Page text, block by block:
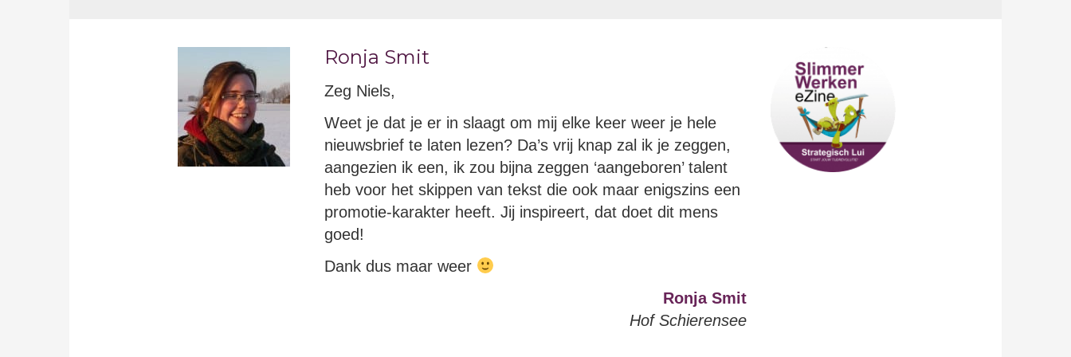
Ronja Smit
Zeg Niels,
Weet je dat je er in slaagt om mij elke keer weer je hele
nieuwsbrief te laten lezen? Da’s vrij knap zal ik je zeggen,
aangezien ik een, ik zou bijna zeggen ‘aangeboren’ talent
heb voor het skippen van tekst die ook maar enigszins een
promotie-karakter heeft. Jij inspireert, dat doet dit mens
goed!
Dank dus maar weer
Ronja Smit
Hof Schierensee